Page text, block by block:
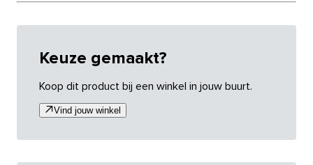
Keuze gemaakt?
Koop dit product bij een winkel in jouw buurt.
Vind jouw winkel